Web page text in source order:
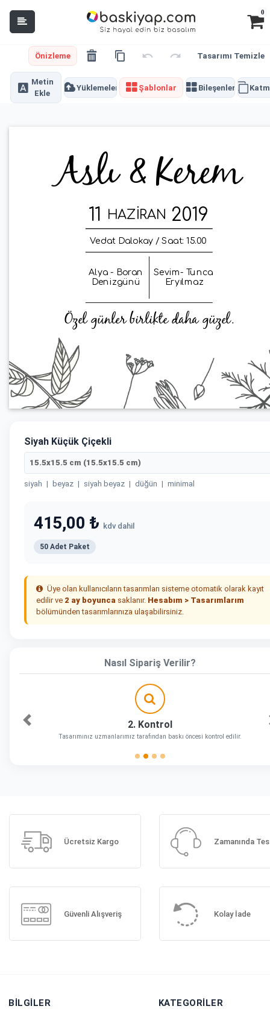
0
Önizleme Tasarımı Temizle
Metin
Ekle
Yüklemeler Şablonlar Bileşenler
Siyah Küçük Çiçekli
15.5x15.5 cm (15.5x15.5 cm)
siyah | beyaz | siyah beyaz | düğün | minimal
415,00 ₺ kdv dahil
50 Adet Paket
Üye olan kullanıcıların tasarımları sisteme otomatik olarak kayıt
edilir ve 2 ay boyunca saklanır. Hesabım > Tasarımlarım
bölümünden tasarımlarınıza ulaşabilirsiniz.
Nasıl Sipariş Verilir?
2. Kontrol
Tasarımınız uzmanlarımız tarafından baskı öncesi kontrol edilir.
Önceki
Ücretsiz Kargo Zamanında
Güvenli Alışveriş Kolay İade
BILGILER KATEGORILER